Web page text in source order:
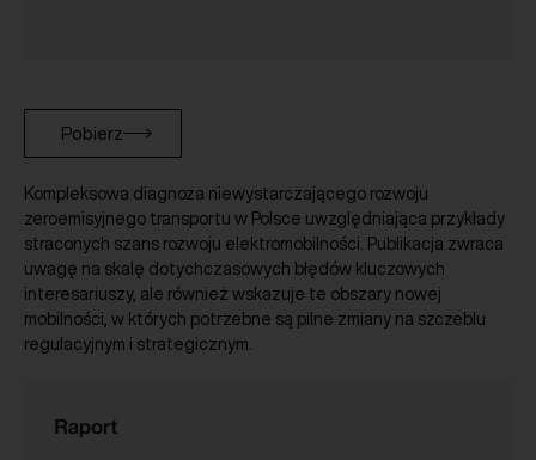
Pobierz
Kompleksowa diagnoza niewystarczającego rozwoju
zeroemisyjnego transportu w Polsce uwzględniająca przykłady
straconych szans rozwoju elektromobilności. Publikacja zwraca
uwagę na skalę dotychczasowych błędów kluczowych
interesariuszy, ale również wskazuje te obszary nowej
mobilności, w których potrzebne są pilne zmiany na szczeblu
regulacyjnym i strategicznym.